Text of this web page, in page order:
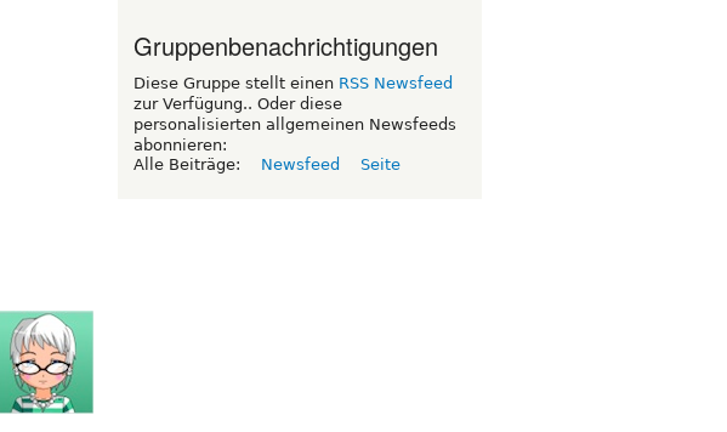
Gruppenbenachrichtigungen
Diese Gruppe stellt einen RSS Newsfeed
zur Verfügung.. Oder diese
personalisierten allgemeinen Newsfeeds
abonnieren:
Alle Beiträge:
Newsfeed Seite